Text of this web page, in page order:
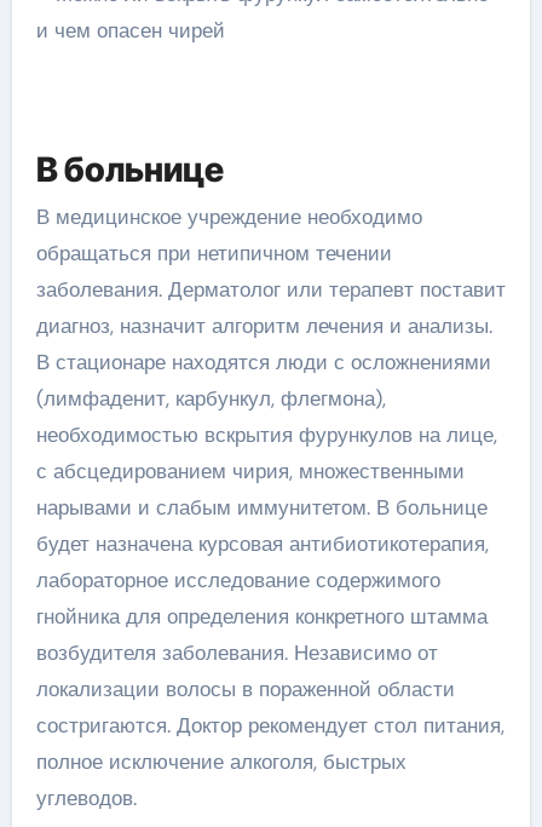
В больнице
В медицинское учреждение необходимо
обращаться при нетипичном течении
заболевания. Дерматолог или терапевт поставит
диагноз, назначит алгоритм лечения и анализы.
В стационаре находятся люди с осложнениями
(лимфаденит, карбункул, флегмона),
необходимостью вскрытия фурункулов на лице,
с абсцедированием чирия, множественными
нарывами и слабым иммунитетом. В больнице
будет назначена курсовая антибиотикотерапия,
лабораторное исследование содержимого
гнойника для определения конкретного штамма
возбудителя заболевания. Независимо от
локализации волосы в пораженной области
состригаются. Доктор рекомендует стол питания,
полное исключение алкоголя, быстрых
углеводов.